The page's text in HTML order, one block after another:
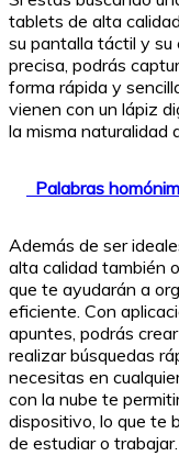
tablets de alta
su pantalla táctil y su
precisa, podrás
forma rápida y
vienen con un lápiz
la misma naturalidad
Palabras
Además de ser
alta calidad también
que te ayudarán a
eficiente. Con
apuntes, podrás
realizar búsquedas
necesitas en
con la nube te
dispositivo, lo que te
de estudiar o trabajar.